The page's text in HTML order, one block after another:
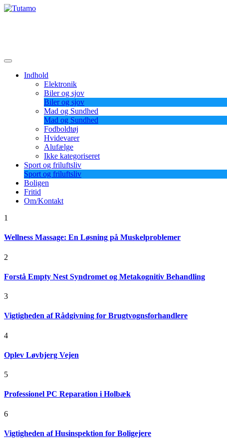
Skip
Indhold
Elektronik
Biler og sjov
Biler og sjov
Mad og Sundhed
Mad og Sundhed
Fodboldtøj
Hvidevarer
Alufælge
Ikke kategoriseret
Sport og friluftsliv
Sport og friluftsliv
Boligen
Fritid
Om/Kontakt
1
Wellness Massage: En Løsning på Muskelproblemer
2
Forstå Empty Nest Syndromet og Metakognitiv Behandling
3
Vigtigheden af Rådgivning for Brugtvognsforhandlere
4
Oplev Løvbjerg Vejen
5
Professionel PC Reparation i Holbæk
6
Vigtigheden af Husinspektion for Boligejere